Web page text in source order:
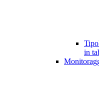
in